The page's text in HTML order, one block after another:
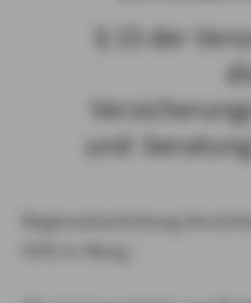
§ 15 der
und -beratung
Regionalvertretung